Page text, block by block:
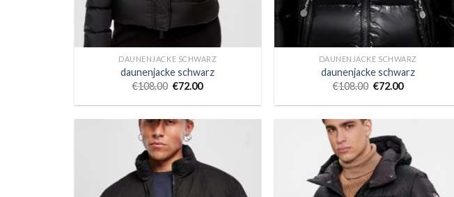
DAUNENJACKE SCHWARZ
daunenjacke schwarz
€108.00 €72.00
DAUNENJACKE SCHWARZ
daunenjacke schwarz
€108.00 €72.00